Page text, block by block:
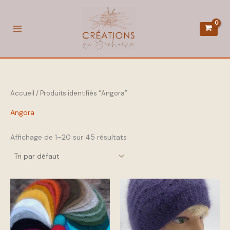
contenu
Accueil / Produits identifiés “Angora”
Angora
Affichage de 1–20 sur 45 résultats
Ce
produit
a
plusieurs
Ce
produit
a
plusieurs